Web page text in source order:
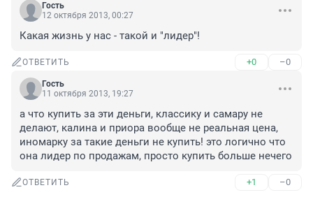
Гость
12 октября 2013, 00:27
Какая жизнь у нас - такой и "лидер"!
ОТВЕТИТЬ +0 –0
Гость
11 октября 2013, 19:27
а что купить за эти деньги, классику и самару не
делают, калина и приора вообще не реальная цена,
иномарку за такие деньги не купить! это логично что
она лидер по продажам, просто купить больше нечего
ОТВЕТИТЬ +1 –0